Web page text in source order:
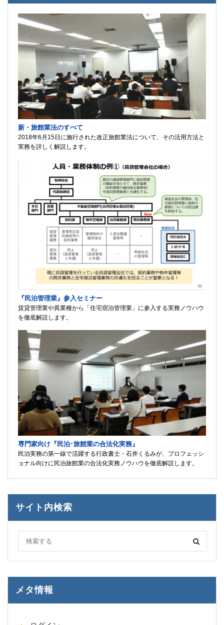
新・旅館業法のすべて
2018年6月15日に施行された改正旅館業法について、その活用方法と
実務を詳しく解説します。
『民泊管理業』参入セミナー
賃貸管理業や異業種から「住宅宿泊管理業」に参入する実務ノウハウ
を徹底解説します。
専門家向け『民泊･旅館業の合法化実務』
民泊実務の第一線で活躍する行政書士・石井くるみが、プロフェッシ
ョナル向けに民泊旅館業の合法化実務ノウハウを徹底解説します。
サイト内検索
メタ情報